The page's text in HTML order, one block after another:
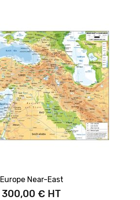
Europe Near-East
300,00 €